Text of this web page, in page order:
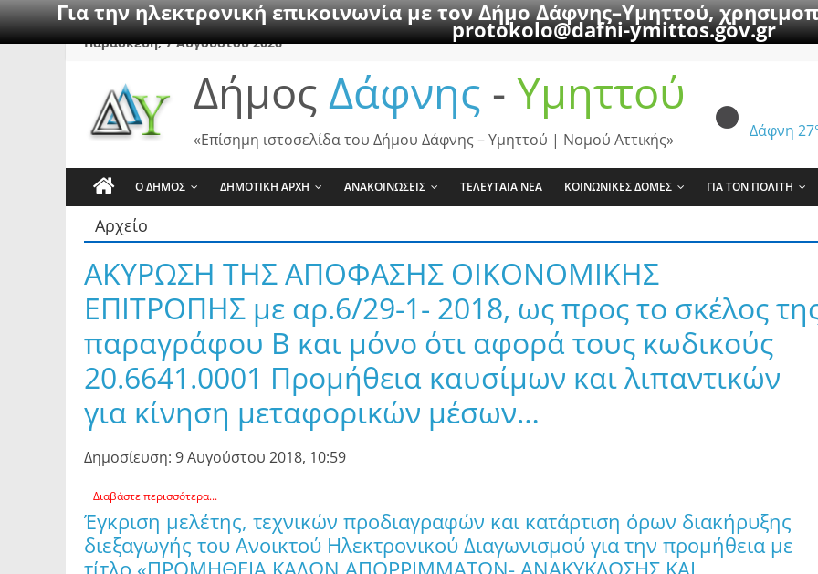
Για την ηλεκτρονική επικοινωνία με τον Δήμο Δάφνης–Υμηττού,
protokolo@dafni-ymittos.gov.gr
SkipΠαρασκευή, 7 Αυγούστου 2026
Δήμος Δάφνης - Υμηττού
Δάφνη
«Επίσημη ιστοσελίδα του Δήμου Δάφνης – Υμηττού | Νομού Αττικής»
Ο ΔΗΜΟΣ ΔΗΜΟΤΙΚΗ ΑΡΧΗ ΑΝΑΚΟΙΝΩΣΕΙΣ ΤΕΛΕΥΤΑΙΑ ΝΕΑ ΚΟΙΝΩΝΙΚΕΣ ΔΟΜΕΣ ΓΙΑ ΤΟΝ ΠΟΛΙΤΗ
Αρχείο
ΑΚΥΡΩΣΗ ΤΗΣ ΑΠΟΦΑΣΗΣ ΟΙΚΟΝΟΜΙΚΗΣ
ΕΠΙΤΡΟΠΗΣ με αρ.6/29-1- 2018, ως προς το σκέλος
παραγράφου Β και μόνο ότι αφορά τους κωδικούς
20.6641.0001 Προμήθεια καυσίμων και λιπαντικών
για κίνηση μεταφορικών μέσων…
Δημοσίευση: 9 Αυγούστου 2018, 10:59
Διαβάστε περισσότερα...
Έγκριση μελέτης, τεχνικών προδιαγραφών και κατάρτιση όρων διακήρυξης
διεξαγωγής του Ανοικτού Ηλεκτρονικού Διαγωνισμού για την προμήθεια με
τίτλο «ΠΡΟΜΗΘΕΙΑ ΚΑΔΩΝ ΑΠΟΡΡΙΜΜΑΤΩΝ- ΑΝΑΚΥΚΛΩΣΗΣ ΚΑΙ